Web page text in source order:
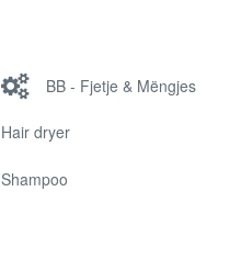
BB - Fjetje & Mëngjes
Hair dryer
Shampoo